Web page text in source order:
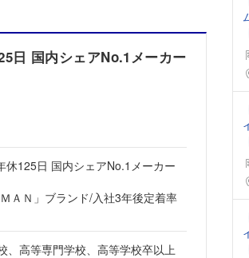
日 国内シェアNo.1メーカー
休125日 国内シェアNo.1メーカー
ＡＮ」ブランド/入社3年後定着率
、高等専門学校、高等学校卒以上